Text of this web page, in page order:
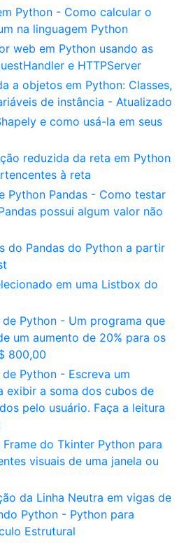
Python - Como calcular o
na linguagem Python
web em Python usando as
e HTTPServer
a objetos em Python: Classes,
de instância - Atualizado
e como usá-la em seus
reduzida da reta em Python
à reta
Python Pandas - Como testar
possui algum valor não
do Pandas do Python a partir
em uma Listbox do
Python - Um programa que
um aumento de 20% para os
800,00
Python - Escreva um
exibir a soma dos cubos de
pelo usuário. Faça a leitura
do Tkinter Python para
visuais de uma janela ou
da Linha Neutra em vigas de
Python - Python para
Estrutural